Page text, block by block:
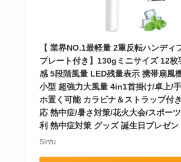
【 業界NO.1最軽量 2重反転ハンディ
プレート付き】130gミニサイズ 12枚
感 5段階風量 LED残量表示 携帯扇風
小型 超強力大風量 4in1首掛け/卓上/
ホ置く可能 カラビナ＆ストラップ付
応 熱中症/暑さ対策/花火大会/スポー
利 熱中症対策 グッズ 誕生日プレゼン
Sintu